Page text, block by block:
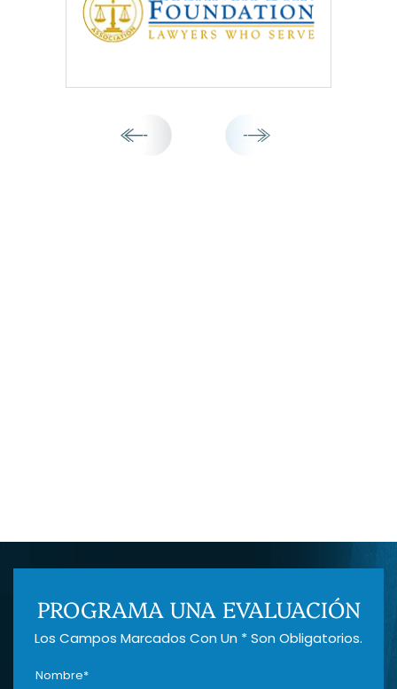
PROGRAMA UNA EVALUACIÓN
Los Campos Marcados Con Un * Son Obligatorios.